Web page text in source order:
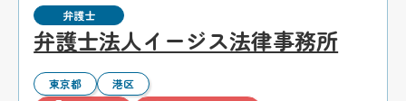
弁護士
弁護士法人イージス法律事務所
東京都 港区